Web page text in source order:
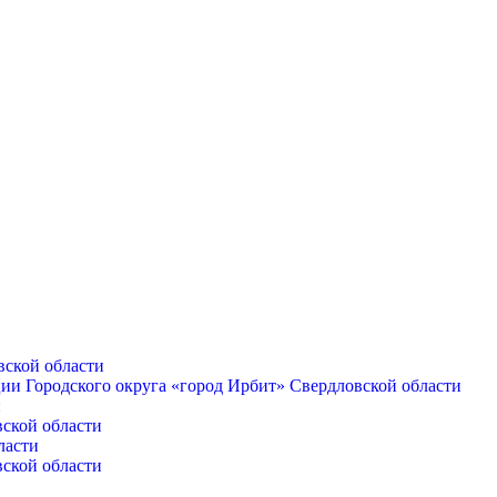
области
Городского округа «город Ирбит» Свердловской области
области
области